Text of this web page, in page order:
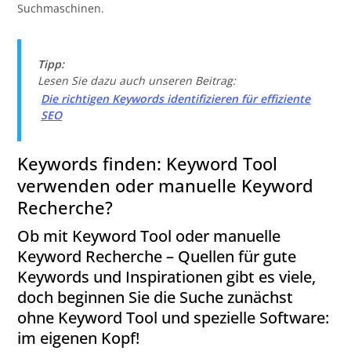
Suchmaschinen.
Tipp:
Lesen Sie dazu auch unseren Beitrag:
Die richtigen Keywords identifizieren für effiziente
SEO
Keywords finden: Keyword Tool
verwenden oder manuelle Keyword
Recherche?
Ob mit Keyword Tool oder manuelle
Keyword Recherche – Quellen für gute
Keywords und Inspirationen gibt es viele,
doch beginnen Sie die Suche zunächst
ohne Keyword Tool und spezielle Software:
im eigenen Kopf!